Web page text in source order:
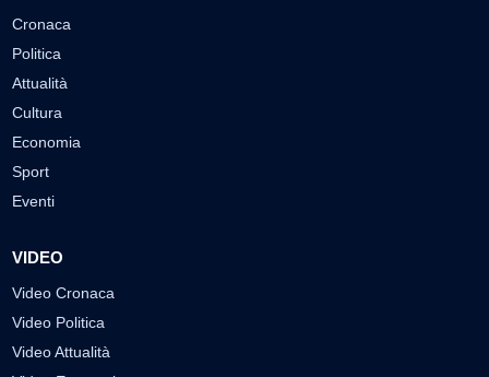
Cronaca
Politica
Attualità
Cultura
Economia
Sport
Eventi
VIDEO
Video Cronaca
Video Politica
Video Attualità